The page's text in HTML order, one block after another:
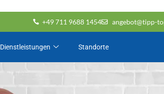
+49 711 9688 1454 angebot@tipp-
Dienstleistungen Standorte